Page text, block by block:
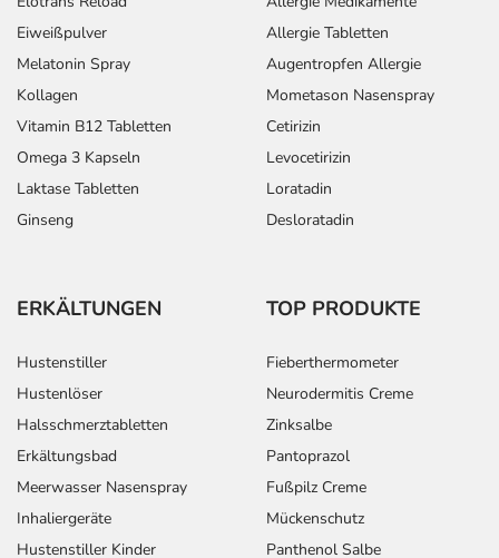
Eiweißpulver
Melatonin Spray
Kollagen
Vitamin B12 Tabletten
Omega 3 Kapseln
Laktase Tabletten
Ginseng
Allergie Tabletten
Augentropfen Allergie
Mometason Nasenspray
Cetirizin
Levocetirizin
Loratadin
Desloratadin
ERKÄLTUNGEN
Hustenstiller
Hustenlöser
Halsschmerztabletten
Erkältungsbad
Meerwasser Nasenspray
Inhaliergeräte
Hustenstiller Kinder
TOP PRODUKTE
Fieberthermometer
Neurodermitis Creme
Zinksalbe
Pantoprazol
Fußpilz Creme
Mückenschutz
Panthenol Salbe